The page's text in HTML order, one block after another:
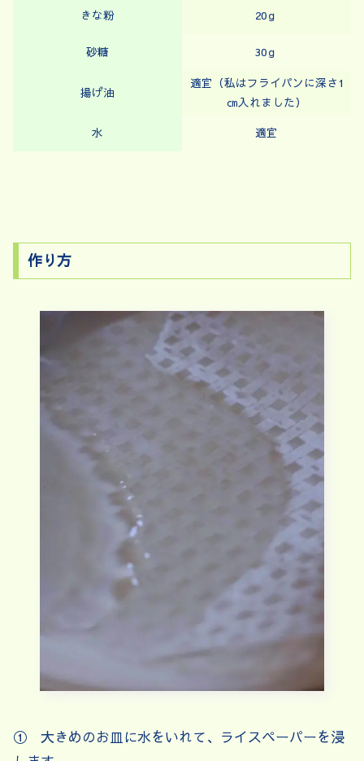
きな粉 20ｇ
砂糖 30ｇ
揚げ油
適宜（私はフライパンに深さ1
㎝入れました）
水
適宜
作り方
① 大きめのお皿に水をいれて、ライスペーパーを浸